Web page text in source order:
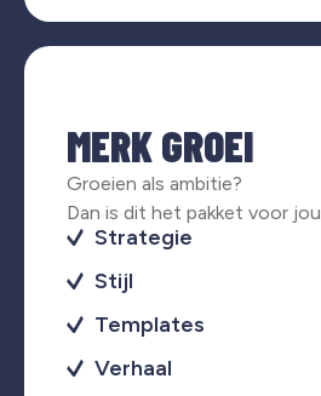
MERK GROEI
Groeien als ambitie?
Dan is dit het pakket voor jou
Strategie
Stijl
Templates
Verhaal